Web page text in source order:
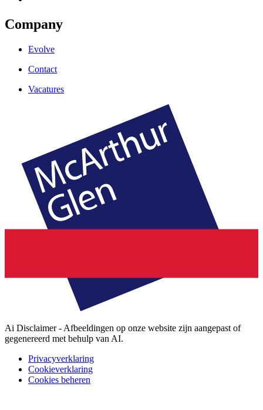
Company
Evolve
Contact
Vacatures
Ai Disclaimer - Afbeeldingen op onze website zijn aangepast of
gegenereerd met behulp van AI.
Privacyverklaring
Cookieverklaring
Cookies beheren